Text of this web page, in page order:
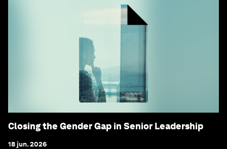
Closing the Gender Gap in Senior Leadership
18 jun. 2026